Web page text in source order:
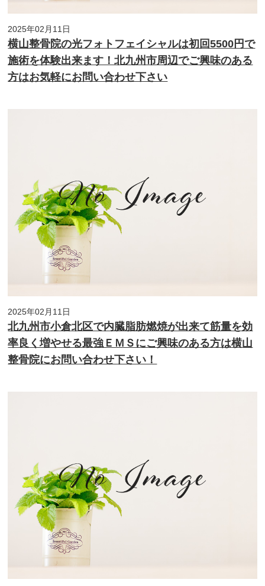
2025年02月11日
横山整骨院の光フォトフェイシャルは初回5500円で
施術を体験出来ます！北九州市周辺でご興味のある
方はお気軽にお問い合わせ下さい
2025年02月11日
北九州市小倉北区で内臓脂肪燃焼が出来て筋量を効
率良く増やせる最強ＥＭＳにご興味のある方は横山
整骨院にお問い合わせ下さい！